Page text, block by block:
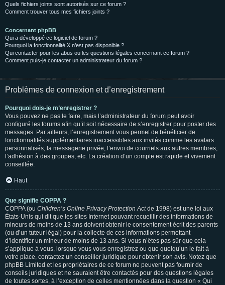
Quels fichiers joints sont autorisés sur ce forum ?
Comment trouver tous mes fichiers joints ?
Concernant phpBB
Qui a développé ce logiciel de forum ?
Pourquoi la fonctionnalité X n’est pas disponible ?
Qui contacter pour les abus ou les questions légales concernant ce forum ?
Comment puis-je contacter un administrateur du forum ?
Problèmes de connexion et d’enregistrement
Pourquoi dois-je m’enregistrer ?
Vous pouvez ne pas le faire, mais l’administrateur du forum peut avoir
configuré les forums afin qu’il soit nécessaire de s’enregistrer pour poster des
messages. Par ailleurs, l’enregistrement vous permet de bénéficier de
fonctionnalités supplémentaires inaccessibles aux invités comme les avatars
personnalisés, la messagerie privée, l’envoi de courriels aux autres membres,
l’adhésion à des groupes, etc. La création d’un compte est rapide et vivement
conseillée.
Haut
Que signifie COPPA ?
COPPA (ou Children’s Online Privacy Protection Actde 1998) est une loi aux
États-Unis qui dit que les sites Internet pouvant recueillir des informations de
mineurs de moins de 13 ans doivent obtenir le consentement écrit des parents
(ou d’un tuteur légal) pour la collecte de ces informations permettant
d’identifier un mineur de moins de 13 ans. Si vous n’êtes pas sûr que cela
s’applique à vous, lorsque vous vous enregistrez ou que quelqu’un le fait à
votre place, contactez un conseiller juridique pour obtenir son avis. Notez que
phpBB Limited et les propriétaires de ce forum ne peuvent pas fournir de
conseils juridiques et ne sauraient être contactés pour des questions légales
de toutes sortes, à l’exception de celles mentionnées dans la question « Qui